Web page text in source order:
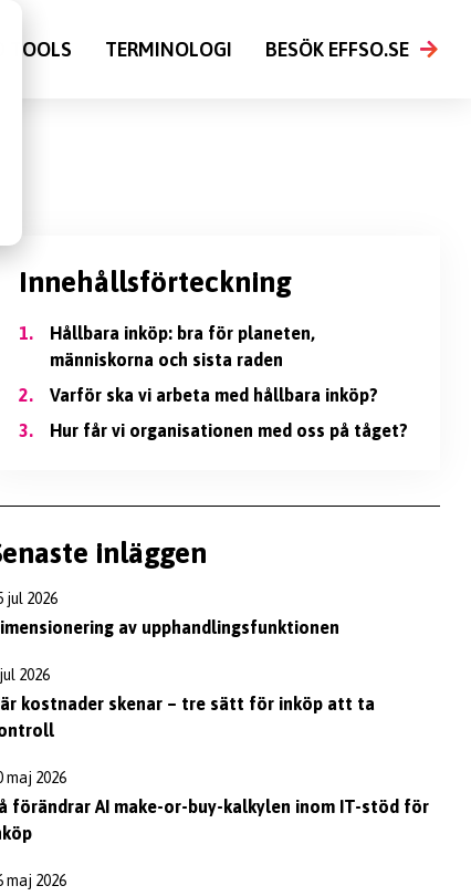
TOOLS TERMINOLOGI BESÖK EFFSO.SE
Innehållsförteckning
1.
Hållbara inköp: bra för planeten,
människorna och sista raden
2.
Varför ska vi arbeta med hållbara inköp?
3.
Hur får vi organisationen med oss på tåget?
inläggen
jul 2026
av upphandlingsfunktionen
2026
kostnader skenar – tre sätt för inköp att ta
maj 2026
förändrar AI make-or-buy-kalkylen inom IT-stöd för
maj 2026